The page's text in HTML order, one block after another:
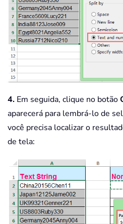
4. Em seguida, clique no botão
aparecerá para lembrá-lo de
você precisa localizar o
de tela: